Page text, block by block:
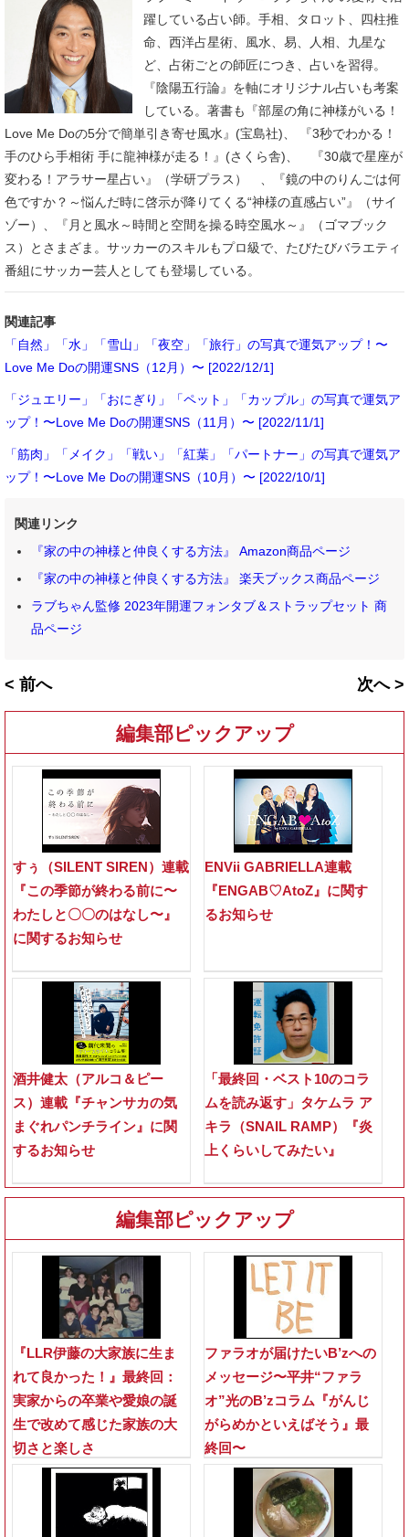
躍している占い師。手相、タロット、四柱推
命、西洋占星術、風水、易、人相、九星な
ど、占術ごとの師匠につき、占いを習得。
『陰陽五行論』を軸にオリジナル占いも考案
している。著書も『部屋の角に神様がいる！
Love Me Doの5分で簡単引き寄せ風水』(宝島社)、 『3秒でわかる！
手のひら手相術 手に龍神様が走る！』(さくら舎)、 『30歳で星座が
変わる！アラサー星占い』（学研プラス） 、『鏡の中のりんごは何
色ですか？～悩んだ時に啓示が降りてくる“神様の直感占い”』（サイ
ゾー）、『月と風水～時間と空間を操る時空風水～』（ゴマブック
ス）とさまざま。サッカーのスキルもプロ級で、たびたびバラエティ
番組にサッカー芸人としても登場している。
関連記事
「自然」「水」「雪山」「夜空」「旅行」の写真で運気アップ！〜
Love Me Doの開運SNS（12月）〜 [2022/12/1]
「ジュエリー」「おにぎり」「ペット」「カップル」の写真で運気ア
ップ！〜Love Me Doの開運SNS（11月）〜 [2022/11/1]
「筋肉」「メイク」「戦い」「紅葉」「パートナー」の写真で運気ア
ップ！〜Love Me Doの開運SNS（10月）〜 [2022/10/1]
関連リンク
『家の中の神様と仲良くする方法』 Amazon商品ページ
『家の中の神様と仲良くする方法』 楽天ブックス商品ページ
ラブちゃん監修 2023年開運フォンタブ＆ストラップセット 商
品ページ
< 前へ 次へ >
編集部ピックアップ
すぅ（SILENT SIREN）連載
『この季節が終わる前に〜
わたしと〇〇のはなし〜』
に関するお知らせ
ENVii GABRIELLA連載
『ENGAB♡AtoZ』に関す
るお知らせ
酒井健太（アルコ＆ピー
ス）連載『チャンサカの気
まぐれパンチライン』に関
するお知らせ
「最終回・ベスト10のコラ
ムを読み返す」タケムラ ア
キラ（SNAIL RAMP）『炎
上くらいしてみたい』
編集部ピックアップ
『LLR伊藤の大家族に生ま
れて良かった！』最終回：
実家からの卒業や愛娘の誕
生で改めて感じた家族の大
切さと楽しさ
ファラオが届けたいB’zへの
メッセージ〜平井“ファラ
オ”光のB’zコラム『がんじ
がらめかといえばそう』最
終回〜